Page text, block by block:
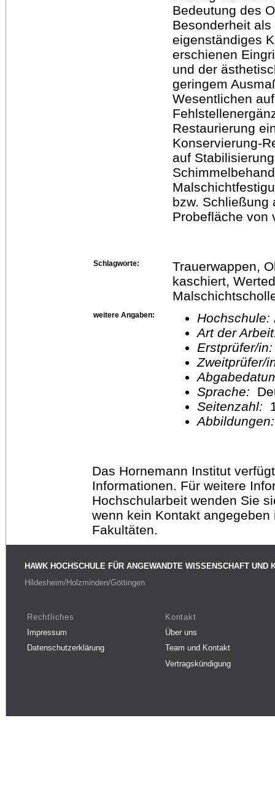
Bedeutung des
Besonderheit
eigenständiges
erschienen
und der
geringem
Wesentlichen
Restaurierung
Konservierung-
auf
bzw. Schließung
Probefläche von
Schlagworte:
Trauerwappen,
kaschiert,
weitere Angaben: Hochschule:
Art der
Erstprüfer/
Sprache:
Seitenzahl:
Das Hornemann Institut
Informationen. Für weitere
Hochschularbeit wenden Sie
wenn kein Kontakt
Fakultäten.
HAWK HOCHSCHULE FÜR ANGEWANDTE WISSENSCHAFT UND
Hildesheim/Holzminden/Göttingen
Rechtliches
Impressum
Datenschutzerklärung
Kontakt
Über uns
Team und Kontakt
Vertragskündigung